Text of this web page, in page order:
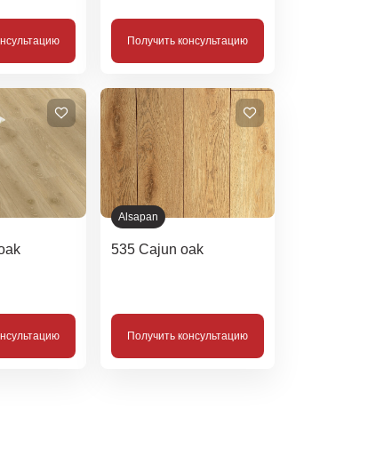
Получить консультацию
Alsapan
535 Cajun oak
Получить консультацию